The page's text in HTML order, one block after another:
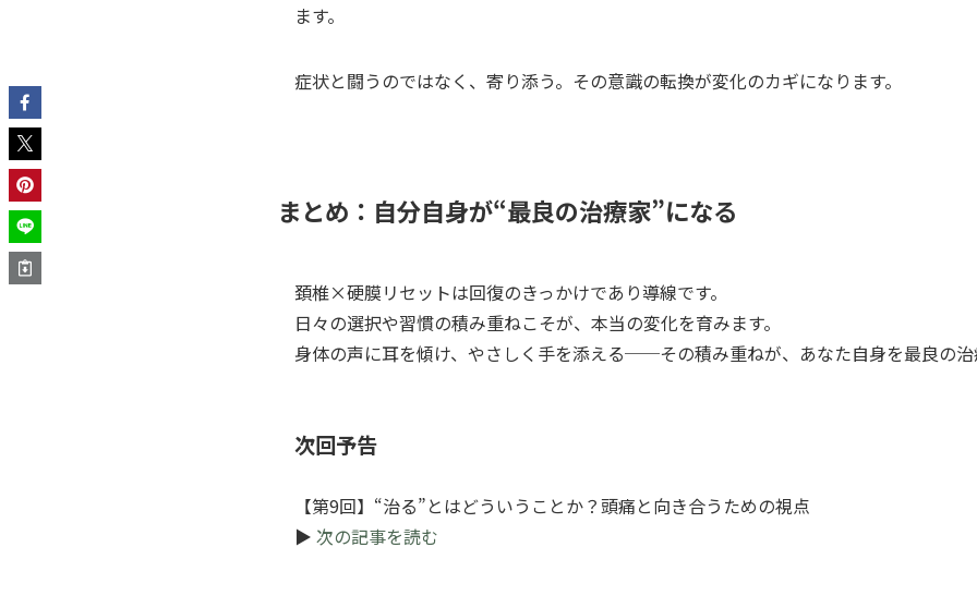
ます。
症状と闘うのではなく、寄り添う。その意識の転換が変化のカギになります。
まとめ：自分自身が“最良の治療家”になる
頚椎×硬膜リセットは回復のきっかけであり導線です。
日々の選択や習慣の積み重ねこそが、本当の変化を育みます。
身体の声に耳を傾け、やさしく手を添える──その積み重ねが、あなた自身を最良の治
次回予告
【第9回】“治る”とはどういうことか？頭痛と向き合うための視点
▶ 次の記事を読む